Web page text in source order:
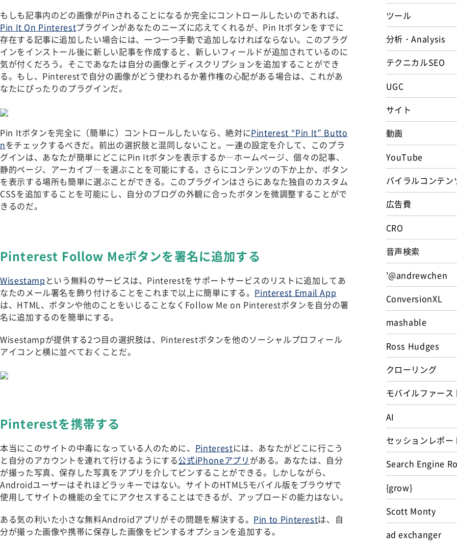
もしも記事内のどの画像がPinされることになるか完全にコントロールしたいのであれば、
Pin It On Pinterestプラグインがあなたのニーズに応えてくれるが、Pin Itボタンをすでに
存在する記事に追加したい場合には、一つ一つ手動で追加しなければならない。このプラグ
インをインストール後に新しい記事を作成すると、新しいフィールドが追加されているのに
気が付くだろう。そこであなたは自分の画像とディスクリプションを追加することができ
る。もし、Pinterestで自分の画像がどう使われるか著作権の心配がある場合は、これがあ
なたにぴったりのプラグインだ。
Pin Itボタンを完全に（簡単に）コントロールしたいなら、絶対にPinterest “Pin It” Butto
nをチェックするべきだ。前出の選択肢と混同しないこと。一連の設定を介して、このプラ
グインは、あなたが簡単にどこにPin Itボタンを表示するか―ホームページ、個々の記事、
静的ページ、アーカイブ―を選ぶことを可能にする。さらにコンテンツの下か上か、ボタン
を表示する場所も簡単に選ぶことができる。このプラグインはさらにあなた独自のカスタム
CSSを追加することを可能にし、自分のブログの外観に合ったボタンを微調整することがで
きるのだ。
Pinterest Follow Meボタンを署名に追加する
Wisestamp という無料のサービスは、Pinterestをサポートサービスのリストに追加してあ
なたのメール署名を飾り付けることをこれまで以上に簡単にする。 Pinterest Email App
は、HTML、ボタンや他のことをいじることなくFollow Me on Pinterestボタンを自分の署
名に追加するのを簡単にする。
Wisestampが提供する2つ目の選択肢は、Pinterestボタンを他のソーシャルプロフィール
アイコンと横に並べておくことだ。
Pinterestを携帯する
本当にこのサイトの中毒になっている人のために、 Pinterestには、あなたがどこに行こう
と自分のアカウントを連れて行けるようにする公式iPhoneアプリ がある。あなたは、自分
が撮った写真、保存した写真をアプリを介してピンすることができる。しかしながら、
Androidユーザーはそれほどラッキーではない。サイトのHTML5モバイル版をブラウザで
使用してサイトの機能の全てにアクセスすることはできるが、アップロードの能力はない。
ある気の利いた小さな無料Androidアプリがその問題を解決する。 Pin to Pinterestは、自
分が撮った画像や携帯に保存した画像をピンするオプションを追加する。
ツール
分析・Analysis
テクニカルSEO
UGC
サイト
動画
YouTube
バイラルコンテン
広告費
CRO
音声検索
'@andrewchen
ConversionXL
mashable
Ross Hudges
クローリング
モバイルファー
AI
セッションレポー
Search Engine
{grow}
Scott Monty
ad exchanger